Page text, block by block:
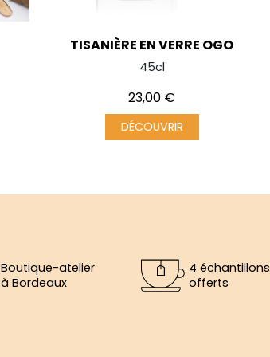
TISANIÈRE EN VERRE OGO
45cl
Prix
23,00 €
DÉCOUVRIR
Boutique-atelier
à Bordeaux
4 échantillons
offerts